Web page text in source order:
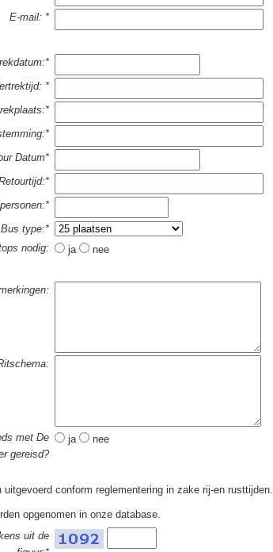
E-mail: *
*
Datum*
Bus type:*
nodig:
ja nee
met De
gereisd?
ja nee
uitgevoerd conform reglementering in zake rij-en rusttijden.
opgenomen in onze database.
uit de